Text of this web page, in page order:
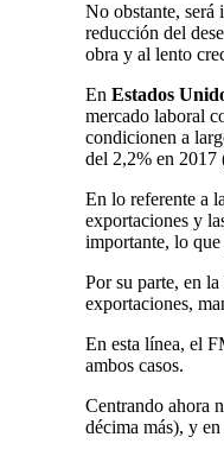
No obstante, será
reducción del
obra y al lento
En Estados
mercado laboral
condicionen a
del 2,2% en 2017
En lo referente a la
exportaciones y
importante, lo
Por su parte, en la
exportaciones,
En esta línea, el
ambos casos.
Centrando ahora
décima más), y